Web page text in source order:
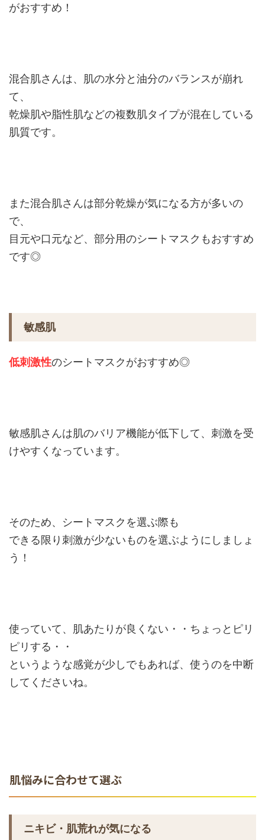
がおすすめ！
混合肌さんは、肌の水分と油分のバランスが崩れ
て、
乾燥肌や脂性肌などの複数肌タイプが混在している
肌質です。
また混合肌さんは部分乾燥が気になる方が多いの
で、
目元や口元など、部分用のシートマスクもおすすめ
です◎
敏感肌
低刺激性のシートマスクがおすすめ◎
敏感肌さんは肌のバリア機能が低下して、刺激を受
けやすくなっています。
そのため、シートマスクを選ぶ際も
できる限り刺激が少ないものを選ぶようにしましょ
う！
使っていて、肌あたりが良くない・・ちょっとピリ
ピリする・・
というような感覚が少しでもあれば、使うのを中断
してくださいね。
肌悩みに合わせて選ぶ
ニキビ・肌荒れが気になる